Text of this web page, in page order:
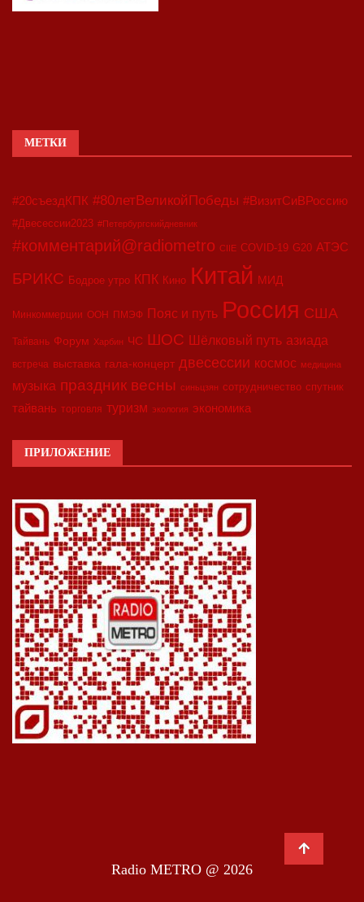
МЕТКИ
#20съездКПК #80летВеликойПобеды #ВизитСиВРоссию
#Двесессии2023 #Петербургскийдневник
#комментарий@radiometro CIIE COVID-19 G20 АТЭС
БРИКС Бодрое утро КПК Кино Китай МИД
Минкоммерции ООН ПМЭФ Пояс и путь Россия США
Тайвань Форум Харбин ЧС ШОС Шёлковый путь азиада
встреча выставка гала-концерт двесессии космос медицина
музыка праздник весны синьцзян сотрудничество спутник
тайвань торговля туризм экология экономика
ПРИЛОЖЕНИЕ
Radio METRO @ 2026